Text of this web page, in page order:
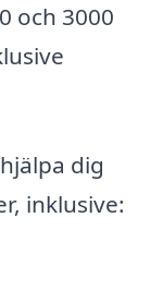
och 3000
dig
inklusive: